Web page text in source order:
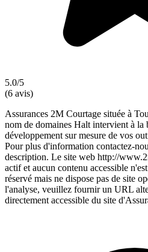
5.0/5
(6 avis)
Assurances 2M Courtage située à
nom de domaines Halt intervient à la
développement sur mesure de vos
Pour plus d'information contactez-
description. Le site web http://
actif et aucun contenu accessible
réservé mais ne dispose pas de site
l'analyse, veuillez fournir un URL
directement accessible du site